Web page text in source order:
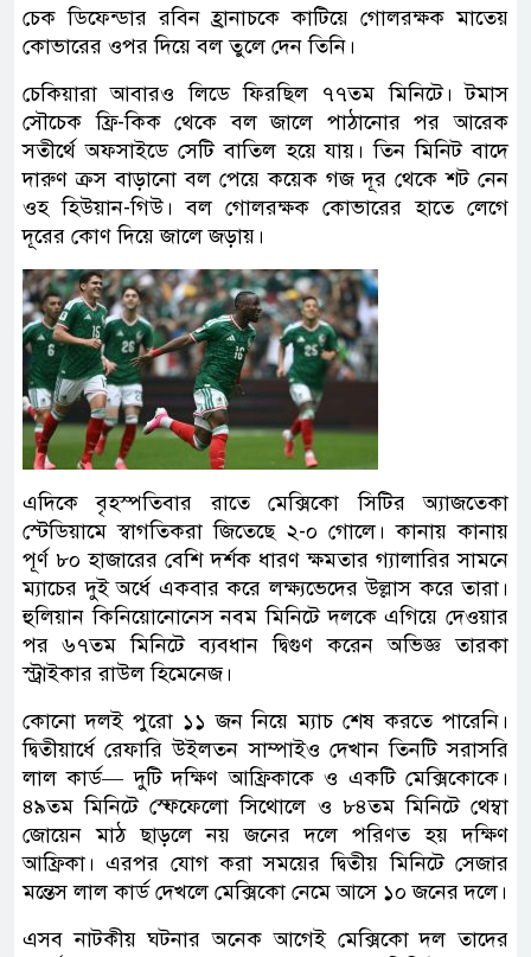
চেক ডিফেন্ডার রবিন হ্রানাচকে কাটিয়ে গোলরক্ষক মাতেয়
কোভারের ওপর দিয়ে বল তুলে দেন তিনি।
চেকিয়ারা আবারও লিডে ফিরছিল ৭৭তম মিনিটে। টমাস
সৌচেক ফ্রি-কিক থেকে বল জালে পাঠানোর পর আরেক
সতীর্থে অফসাইডে সেটি বাতিল হয়ে যায়। তিন মিনিট বাদে
দারুণ ক্রস বাড়ানো বল পেয়ে কয়েক গজ দূর থেকে শট নেন
ওহ হিউয়ান-গিউ। বল গোলরক্ষক কোভারের হাতে লেগে
দূরের কোণ দিয়ে জালে জড়ায়।
এদিকে বৃহস্পতিবার রাতে মেক্সিকো সিটির অ্যাজতেকা
স্টেডিয়ামে স্বাগতিকরা জিতেছে ২-০ গোলে। কানায় কানায়
পূর্ণ ৮০ হাজারের বেশি দর্শক ধারণ ক্ষমতার গ্যালারির সামনে
ম্যাচের দুই অর্ধে একবার করে লক্ষ্যভেদের উল্লাস করে তারা।
হুলিয়ান কিনিয়োনোনেস নবম মিনিটে দলকে এগিয়ে দেওয়ার
পর ৬৭তম মিনিটে ব্যবধান দ্বিগুণ করেন অভিজ্ঞ তারকা
স্ট্রাইকার রাউল হিমেনেজ।
কোনো দলই পুরো ১১ জন নিয়ে ম্যাচ শেষ করতে পারেনি।
দ্বিতীয়ার্ধে রেফারি উইলতন সাম্পাইও দেখান তিনটি সরাসরি
লাল কার্ড— দুটি দক্ষিণ আফ্রিকাকে ও একটি মেক্সিকোকে।
৪৯তম মিনিটে স্ফেফেলো সিথোলে ও ৮৪তম মিনিটে থেম্বা
জোয়েন মাঠ ছাড়লে নয় জনের দলে পরিণত হয় দক্ষিণ
আফ্রিকা। এরপর যোগ করা সময়ের দ্বিতীয় মিনিটে সেজার
মন্তেস লাল কার্ড দেখলে মেক্সিকো নেমে আসে ১০ জনের দলে।
এসব নাটকীয় ঘটনার অনেক আগেই মেক্সিকো দল তাদের